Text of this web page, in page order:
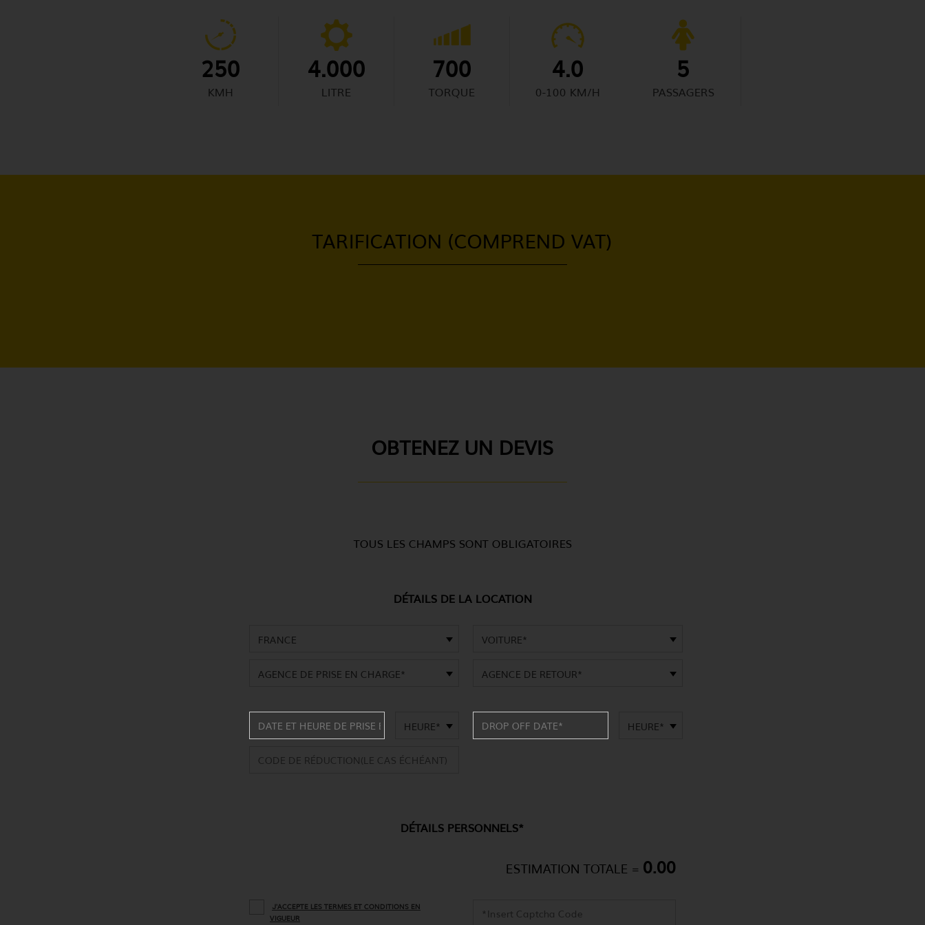
250
KMH
4.000
LITRE
700
TORQUE
4.0
0-100 KM/H
5
PASSAGERS
TARIFICATION (COMPREND VAT)
OBTENEZ UN DEVIS
TOUS LES CHAMPS SONT OBLIGATOIRES
DÉTAILS DE LA LOCATION
FRANCE VOITURE*
AGENCE DE PRISE EN CHARGE* AGENCE DE RETOUR*
HEURE* HEURE*
DÉTAILS PERSONNELS*
ESTIMATION TOTALE = 0.00
J'ACCEPTE LES TERMES ET CONDITIONS EN
VIGUEUR